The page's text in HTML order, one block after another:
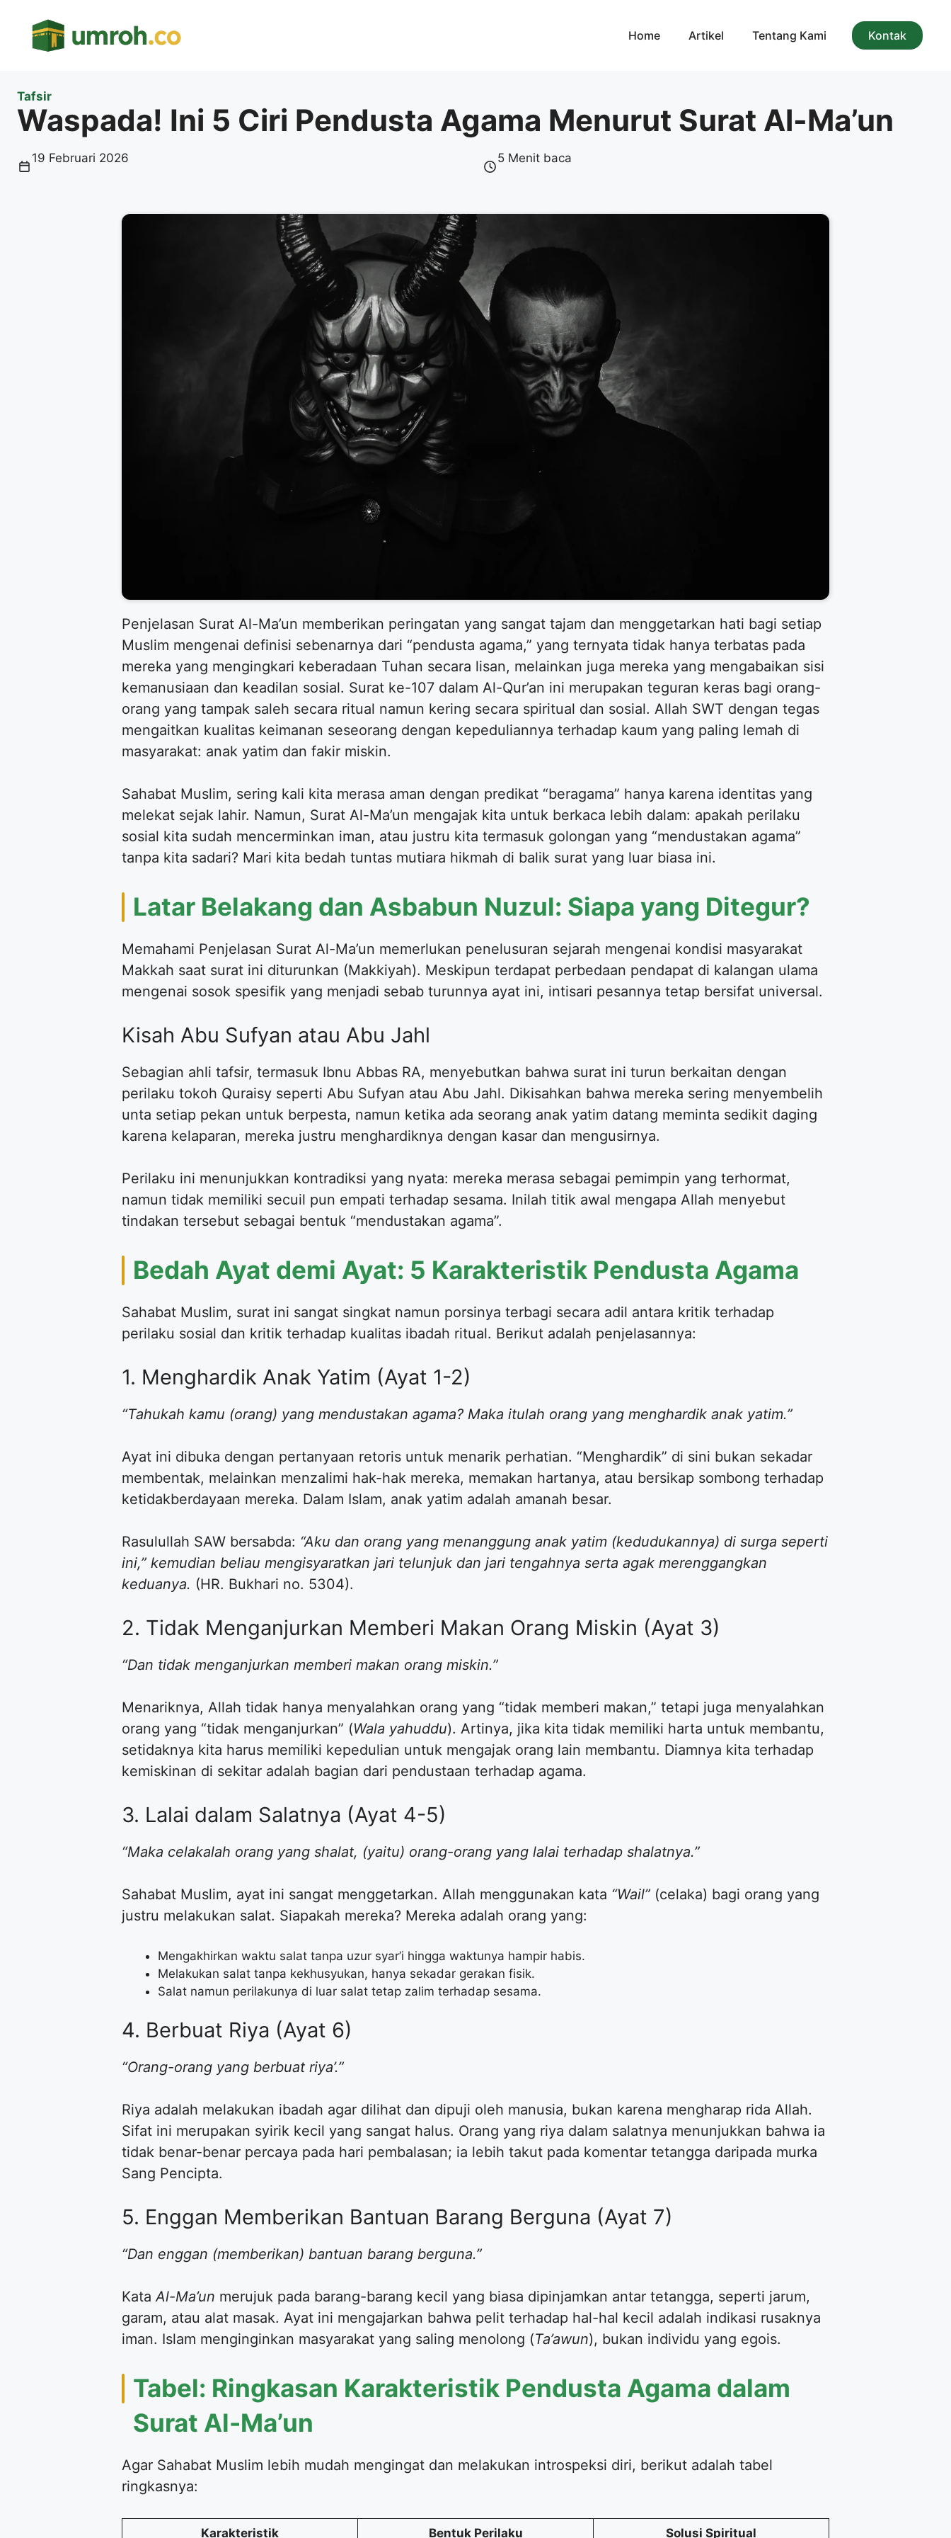
Home Artikel Tentang Kami Kontak
Tafsir
Waspada! Ini 5 Ciri Pendusta Agama Menurut Surat Al-Ma’un
19 Februari 2026 5 Menit baca
Penjelasan Surat Al-Ma’un memberikan peringatan yang sangat tajam dan menggetarkan hati bagi setiap
Muslim mengenai definisi sebenarnya dari “pendusta agama,” yang ternyata tidak hanya terbatas pada
mereka yang mengingkari keberadaan Tuhan secara lisan, melainkan juga mereka yang mengabaikan sisi
kemanusiaan dan keadilan sosial. Surat ke-107 dalam Al-Qur’an ini merupakan teguran keras bagi orang-
orang yang tampak saleh secara ritual namun kering secara spiritual dan sosial. Allah SWT dengan tegas
mengaitkan kualitas keimanan seseorang dengan kepeduliannya terhadap kaum yang paling lemah di
masyarakat: anak yatim dan fakir miskin.
Sahabat Muslim, sering kali kita merasa aman dengan predikat “beragama” hanya karena identitas yang
melekat sejak lahir. Namun, Surat Al-Ma’un mengajak kita untuk berkaca lebih dalam: apakah perilaku
sosial kita sudah mencerminkan iman, atau justru kita termasuk golongan yang “mendustakan agama”
tanpa kita sadari? Mari kita bedah tuntas mutiara hikmah di balik surat yang luar biasa ini.
Latar Belakang dan Asbabun Nuzul: Siapa yang Ditegur?
Memahami Penjelasan Surat Al-Ma’un memerlukan penelusuran sejarah mengenai kondisi masyarakat
Makkah saat surat ini diturunkan (Makkiyah). Meskipun terdapat perbedaan pendapat di kalangan ulama
mengenai sosok spesifik yang menjadi sebab turunnya ayat ini, intisari pesannya tetap bersifat universal.
Kisah Abu Sufyan atau Abu Jahl
Sebagian ahli tafsir, termasuk Ibnu Abbas RA, menyebutkan bahwa surat ini turun berkaitan dengan
perilaku tokoh Quraisy seperti Abu Sufyan atau Abu Jahl. Dikisahkan bahwa mereka sering menyembelih
unta setiap pekan untuk berpesta, namun ketika ada seorang anak yatim datang meminta sedikit daging
karena kelaparan, mereka justru menghardiknya dengan kasar dan mengusirnya.
Perilaku ini menunjukkan kontradiksi yang nyata: mereka merasa sebagai pemimpin yang terhormat,
namun tidak memiliki secuil pun empati terhadap sesama. Inilah titik awal mengapa Allah menyebut
tindakan tersebut sebagai bentuk “mendustakan agama”.
Bedah Ayat demi Ayat: 5 Karakteristik Pendusta Agama
Sahabat Muslim, surat ini sangat singkat namun porsinya terbagi secara adil antara kritik terhadap
perilaku sosial dan kritik terhadap kualitas ibadah ritual. Berikut adalah penjelasannya:
1. Menghardik Anak Yatim (Ayat 1-2)
“Tahukah kamu (orang) yang mendustakan agama? Maka itulah orang yang menghardik anak yatim.”
Ayat ini dibuka dengan pertanyaan retoris untuk menarik perhatian. “Menghardik” di sini bukan sekadar
membentak, melainkan menzalimi hak-hak mereka, memakan hartanya, atau bersikap sombong terhadap
ketidakberdayaan mereka. Dalam Islam, anak yatim adalah amanah besar.
Rasulullah SAW bersabda: “Aku dan orang yang menanggung anak yatim (kedudukannya) di surga seperti
ini,” kemudian beliau mengisyaratkan jari telunjuk dan jari tengahnya serta agak merenggangkan
keduanya. (HR. Bukhari no. 5304).
2. Tidak Menganjurkan Memberi Makan Orang Miskin (Ayat 3)
“Dan tidak menganjurkan memberi makan orang miskin.”
Menariknya, Allah tidak hanya menyalahkan orang yang “tidak memberi makan,” tetapi juga menyalahkan
orang yang “tidak menganjurkan” (Wala yahuddu). Artinya, jika kita tidak memiliki harta untuk membantu,
setidaknya kita harus memiliki kepedulian untuk mengajak orang lain membantu. Diamnya kita terhadap
kemiskinan di sekitar adalah bagian dari pendustaan terhadap agama.
3. Lalai dalam Salatnya (Ayat 4-5)
“Maka celakalah orang yang shalat, (yaitu) orang-orang yang lalai terhadap shalatnya.”
Sahabat Muslim, ayat ini sangat menggetarkan. Allah menggunakan kata “Wail” (celaka) bagi orang yang
justru melakukan salat. Siapakah mereka? Mereka adalah orang yang:
Mengakhirkan waktu salat tanpa uzur syar’i hingga waktunya hampir habis.
Melakukan salat tanpa kekhusyukan, hanya sekadar gerakan fisik.
Salat namun perilakunya di luar salat tetap zalim terhadap sesama.
4. Berbuat Riya (Ayat 6)
“Orang-orang yang berbuat riya’.”
Riya adalah melakukan ibadah agar dilihat dan dipuji oleh manusia, bukan karena mengharap rida Allah.
Sifat ini merupakan syirik kecil yang sangat halus. Orang yang riya dalam salatnya menunjukkan bahwa ia
tidak benar-benar percaya pada hari pembalasan; ia lebih takut pada komentar tetangga daripada murka
Sang Pencipta.
5. Enggan Memberikan Bantuan Barang Berguna (Ayat 7)
“Dan enggan (memberikan) bantuan barang berguna.”
KataAl-Ma’un merujuk pada barang-barang kecil yang biasa dipinjamkan antar tetangga, seperti jarum,
garam, atau alat masak. Ayat ini mengajarkan bahwa pelit terhadap hal-hal kecil adalah indikasi rusaknya
iman. Islam menginginkan masyarakat yang saling menolong (Ta’awun), bukan individu yang egois.
Tabel: Ringkasan Karakteristik Pendusta Agama dalam
Surat Al-Ma’un
Agar Sahabat Muslim lebih mudah mengingat dan melakukan introspeksi diri, berikut adalah tabel
ringkasnya:
Karakteristik Bentuk Perilaku Solusi Spiritual